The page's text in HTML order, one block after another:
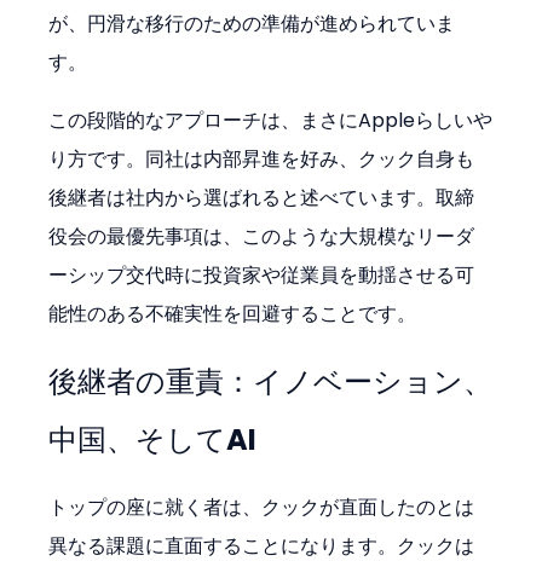
が、円滑な移行のための準備が進められていま
す。
この段階的なアプローチは、まさにAppleらしいや
り方です。同社は内部昇進を好み、クック自身も
後継者は社内から選ばれると述べています。取締
役会の最優先事項は、このような大規模なリーダ
ーシップ交代時に投資家や従業員を動揺させる可
能性のある不確実性を回避することです。
後継者の重責：イノベーション、
中国、そしてAI
トップの座に就く者は、クックが直面したのとは
異なる課題に直面することになります。クックは